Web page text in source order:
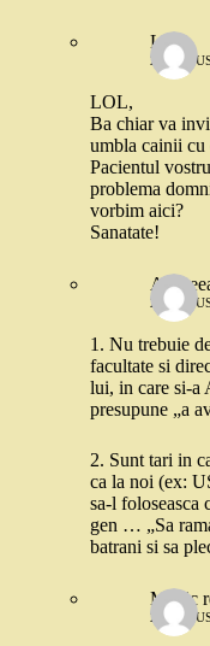
LS
29
LOL,
Ba chiar va
umbla cainii cu
Pacientul
problema
vorbim aici?
Sanatate!
28
1. Nu trebuie
facultate si
lui, in care si-a
presupune „a
2. Sunt tari in
ca la noi (ex:
sa-l foloseasca
gen … „Sa
batrani si sa
Medic
29